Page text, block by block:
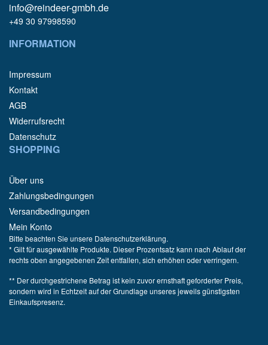
info@reindeer-gmbh.de
+49 30 97998590
INFORMATION
Impressum
Kontakt
AGB
Widerrufsrecht
Datenschutz
SHOPPING
Über uns
Zahlungsbedingungen
Versandbedingungen
Mein Konto
Bitte beachten Sie unsere Datenschutzerklärung.
* Gilt für ausgewählte Produkte. Dieser Prozentsatz kann nach Ablauf der
rechts oben angegebenen Zeit entfallen, sich erhöhen oder verringern.
** Der durchgestrichene Betrag ist kein zuvor ernsthaft geforderter Preis,
sondern wird in Echtzeit auf der Grundlage unseres jeweils günstigsten
Einkaufspresenz.